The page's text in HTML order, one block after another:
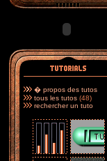
� propos des tutos
tous les tutos (48)
rechercher un tuto